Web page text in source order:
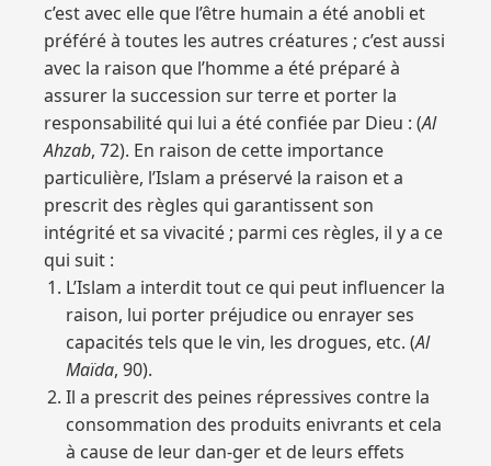
c’est avec elle que l’être humain a été anobli et
préféré à toutes les autres créatures ; c’est aussi
avec la raison que l’homme a été préparé à
assurer la succession sur terre et porter la
responsabilité qui lui a été confiée par Dieu : (Al
Ahzab, 72). En raison de cette importance
particulière, l’Islam a préservé la raison et a
prescrit des règles qui garantissent son
intégrité et sa vivacité ; parmi ces règles, il y a ce
qui suit :
L’Islam a interdit tout ce qui peut influencer la
raison, lui porter préjudice ou enrayer ses
capacités tels que le vin, les drogues, etc. (Al
Maïda, 90).
Il a prescrit des peines répressives contre la
consommation des produits enivrants et cela
à cause de leur dan-ger et de leurs effets